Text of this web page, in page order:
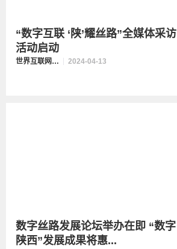
“数字互联 ‘陕’耀丝路”全媒体采访
活动启动
世界互联网大会数字丝路发展论坛 2024-04-13
数字丝路发展论坛举办在即 “数字
陕西”发展成果将惠...